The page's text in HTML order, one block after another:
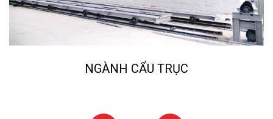
NGÀNH CẨU TRỤC